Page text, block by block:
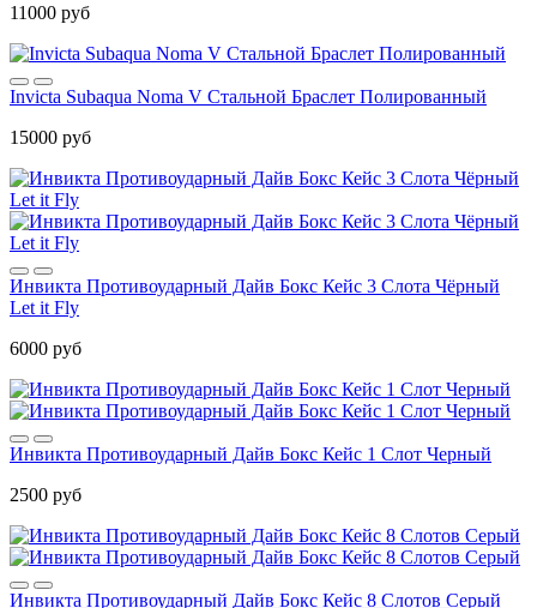
11000 руб
Invicta Subaqua Noma V Стальной Браслет Полированный
15000 руб
Инвикта Противоударный Дайв Бокс Кейс 3 Слота Чёрный
Let it Fly
6000 руб
Инвикта Противоударный Дайв Бокс Кейс 1 Слот Черный
2500 руб
Инвикта Противоударный Дайв Бокс Кейс 8 Слотов Серый